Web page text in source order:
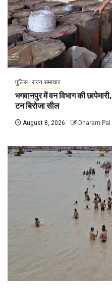
पुलिस राज्य समाचार
भगवानपुर में वन विभाग की
टन बिरोजा सील
August 8, 2026 Dharam